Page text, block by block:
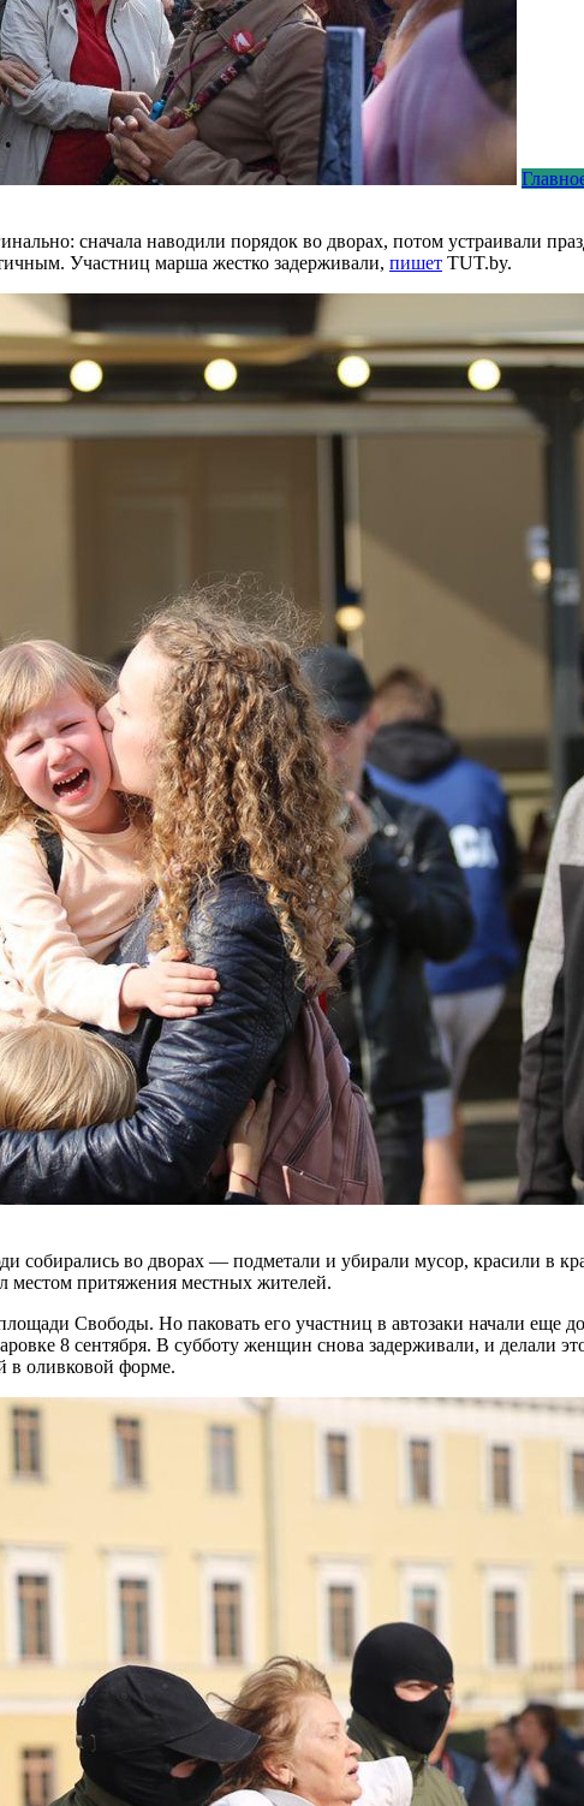
сначала наводили порядок во дворах, потом устраивали
Участниц марша жестко задерживали, пишет TUT.by.
собирались во дворах — подметали и убирали мусор, красили в
местом притяжения местных жителей.
Свободы. Но паковать его участниц в автозаки начали еще
8 сентября. В субботу женщин снова задерживали, и делали
в оливковой форме.